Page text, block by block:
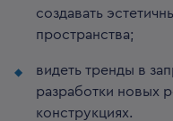
создавать
пространства;
видеть тренды в
разработки новых
конструкциях.